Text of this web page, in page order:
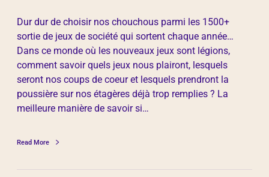
Dur dur de choisir nos chouchous parmi les 1500+
sortie de jeux de société qui sortent chaque année…
Dans ce monde où les nouveaux jeux sont légions,
comment savoir quels jeux nous plairont, lesquels
seront nos coups de coeur et lesquels prendront la
poussière sur nos étagères déjà trop remplies ? La
meilleure manière de savoir si…
Read More